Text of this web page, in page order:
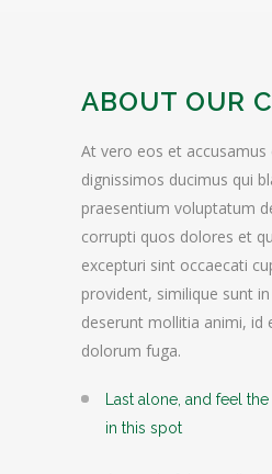
ABOUT OUR
At vero eos et
dignissimos ducimus qui
praesentium voluptatum
corrupti quos dolores et
excepturi sint occaecati
provident, similique sunt
deserunt mollitia animi, id
dolorum fuga.
Last alone, and feel
in this spot